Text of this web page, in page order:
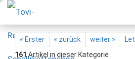
« Erster « zurück weiter »
161Artikel in dieser Kategorie